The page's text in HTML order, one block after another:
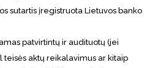
sutartis įregistruota Lietuvos banko
patvirtintų ir audituotų (jei
aktų reikalavimus ar kitaip